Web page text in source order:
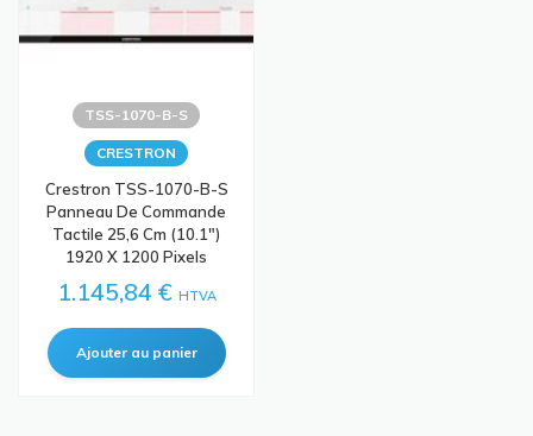
TSS-1070-B-S
CRESTRON
Crestron TSS-1070-B-S
Panneau De Commande
Tactile 25,6 Cm (10.1")
1920 X 1200 Pixels
1.145,84 € HTVA